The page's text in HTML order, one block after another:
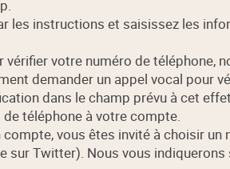
les instructions et saisissez les
vérifier votre numéro de téléphone,
demander un appel vocal pour
dans le champ prévu à cet
téléphone à votre compte.
compte, vous êtes invité à choisir
sur Twitter). Nous vous